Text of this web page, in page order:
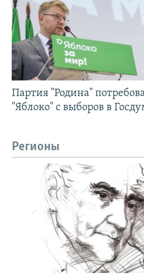
Партия "Родина"
"Яблоко" с выборов в
Регионы